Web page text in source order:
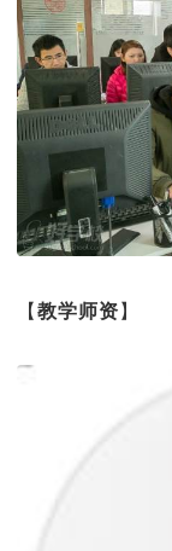
【教学师资】